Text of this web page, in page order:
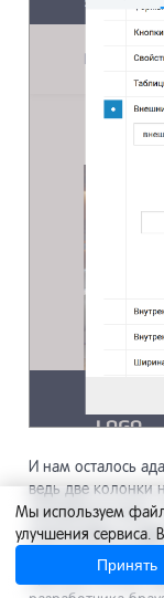
И нам осталось
ведь две колонки
смотреться
компоновки из
или ширине
простой способ
Мы используем
улучшения сервиса.
Принять